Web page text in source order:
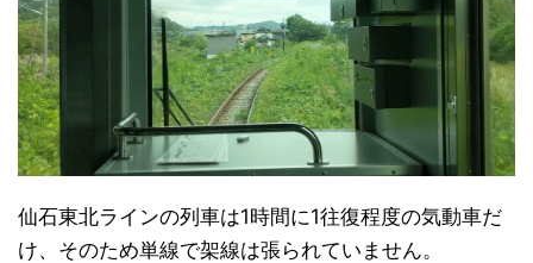
仙石東北ラインの列車は1時間に1往復程度の気動車だ
け、そのため単線で架線は張られていません。